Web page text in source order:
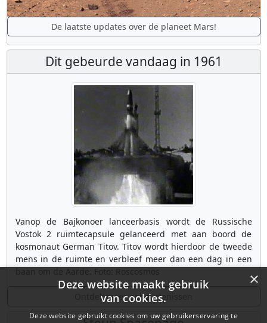
De laatste updates over de planeet Mars!
Dit gebeurde vandaag in 1961
Vanop de Bajkonoer lanceerbasis wordt de Russische
Vostok 2 ruimtecapsule gelanceerd met aan boord de
kosmonaut German Titov. Titov wordt hierdoor de tweede
mens in de ruimte en verbleef meer dan een dag in een
Ontdek meer gebeurtenissen
×
Deze website maakt gebruik
van cookies.
Deze website gebruikt cookies om uw gebruikerservaring te